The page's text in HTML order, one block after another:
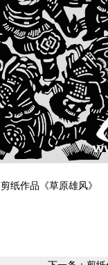
剪纸作品《草原雄风》